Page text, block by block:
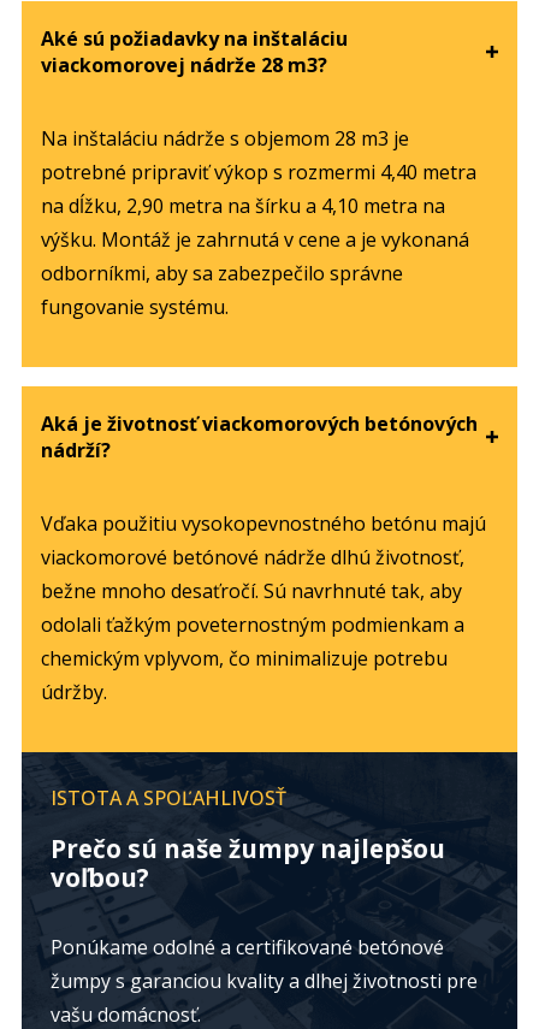
Aké sú požiadavky na inštaláciu
viackomorovej nádrže 28 m3?
Na inštaláciu nádrže s objemom 28 m3 je
potrebné pripraviť výkop s rozmermi 4,40 metra
na dĺžku, 2,90 metra na šírku a 4,10 metra na
výšku. Montáž je zahrnutá v cene a je vykonaná
odborníkmi, aby sa zabezpečilo správne
fungovanie systému.
Aká je životnosť viackomorových betónových
nádrží?
Vďaka použitiu vysokopevnostného betónu majú
viackomorové betónové nádrže dlhú životnosť,
bežne mnoho desaťročí. Sú navrhnuté tak, aby
odolali ťažkým poveternostným podmienkam a
chemickým vplyvom, čo minimalizuje potrebu
údržby.
ISTOTA A SPOĽAHLIVOSŤ
Prečo sú naše žumpy najlepšou
voľbou?
Ponúkame odolné a certifikované betónové
žumpy s garanciou kvality a dlhej životnosti pre
vašu domácnosť.